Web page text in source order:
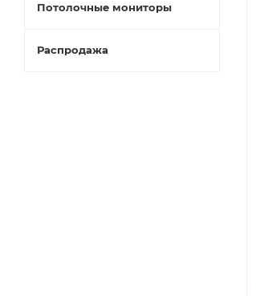
Потолочные мониторы
Распродажа